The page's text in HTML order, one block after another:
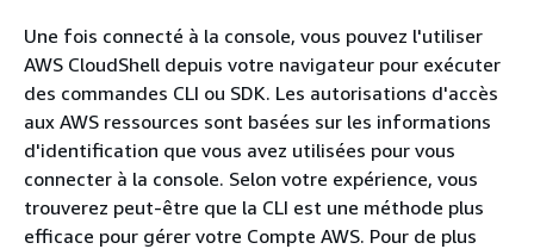
Une fois connecté à la console, vous pouvez l'utiliser
AWS CloudShell depuis votre navigateur pour exécuter
des commandes CLI ou SDK. Les autorisations d'accès
aux AWS ressources sont basées sur les informations
d'identification que vous avez utilisées pour vous
connecter à la console. Selon votre expérience, vous
trouverez peut-être que la CLI est une méthode plus
efficace pour gérer votre Compte AWS. Pour de plus